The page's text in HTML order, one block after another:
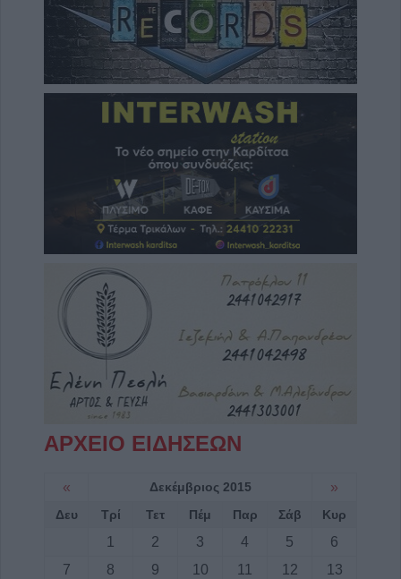
ΑΡΧΕΙΟ ΕΙΔΗΣΕΩΝ
« Δεκέμβριος 2015 »
Δευ Τρί Τετ Πέμ Παρ Σάβ Κυρ
1 2 3 4 5
6
7
8 9 10 11 12
13